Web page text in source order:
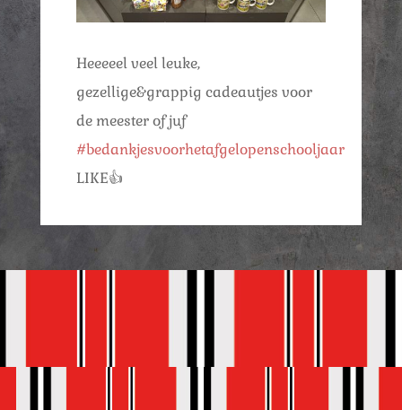
Heeeeel veel leuke,
gezellige&grappig cadeautjes voor
de meester of juf
#bedankjesvoorhetafgelopenschooljaar
LIKE👍